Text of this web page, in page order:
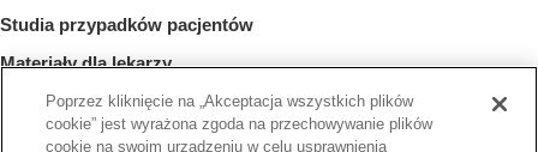
Studia przypadków pacjentów
Materiały dla lekarzy
Często zadawane pytania
Skontaktuj się z przedstawicielem ds. urządzenia EXOGEN
Poprzez kliknięcie na „Akceptacja wszystkich plików
cookie” jest wyrażona zgoda na przechowywanie plików
cookie na swoim urządzeniu w celu usprawnienia